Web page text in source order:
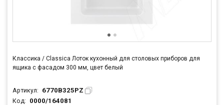
Классика / Classica Лоток кухонный для столовых приборов для
ящика c фасадом 300 мм, цвет белый
Артикул: 6770B325PZ
Код: 0000/164081